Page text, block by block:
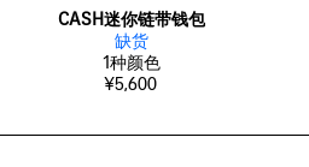
CASH迷你链带钱包
缺货
1种颜色
¥5,600